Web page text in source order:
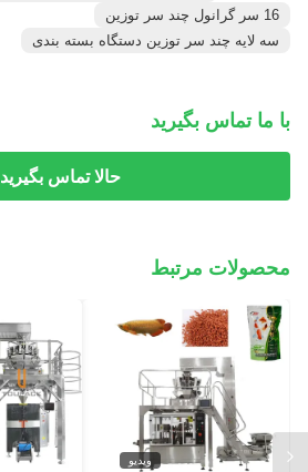
16 سر گرانول چند سر توزین
سه لایه چند سر توزین دستگاه بسته بندی
با ما تماس بگیرید
حالا تماس بگیرید
محصولات مرتبط
ویدیو